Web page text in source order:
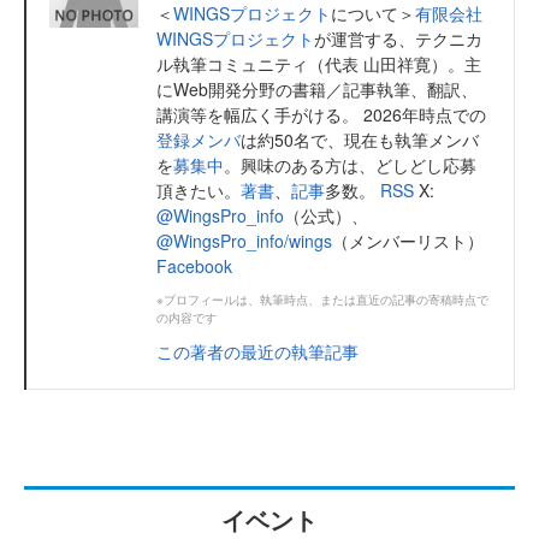
＜WINGSプロジェクト について＞有限会社
WINGSプロジェクトが運営する、テクニカ
ル執筆コミュニティ（代表 山田祥寛）。主
にWeb開発分野の書籍／記事執筆、翻訳、
講演等を幅広く手がける。 2026年時点での
登録メンバは約50名で、現在も執筆メンバ
を募集中。興味のある方は、どしどし応募
頂きたい。 著書、 記事多数。 RSS X:
@WingsPro_info （公式）、
@WingsPro_info/wings （メンバーリスト）
Facebook
※プロフィールは、執筆時点、または直近の記事の寄稿時点で
の内容です
この著者の最近の執筆記事
イベント